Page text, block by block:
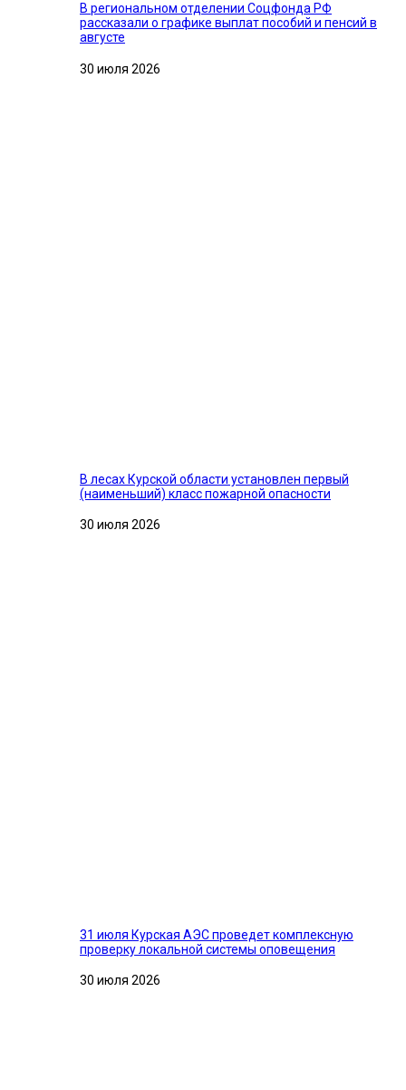
В региональном отделении Соцфонда РФ
рассказали о графике выплат пособий и пенсий в
августе
30 июля 2026
В лесах Курской области установлен первый
(наименьший) класс пожарной опасности
30 июля 2026
31 июля Курская АЭС проведет комплексную
проверку локальной системы оповещения
30 июля 2026